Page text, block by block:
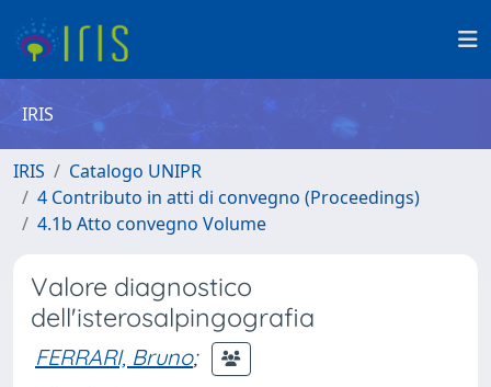
IRIS
IRIS
Catalogo UNIPR
4 Contributo in atti di convegno (Proceedings)
4.1b Atto convegno Volume
Valore diagnostico
dell'isterosalpingografia
FERRARI, Bruno;